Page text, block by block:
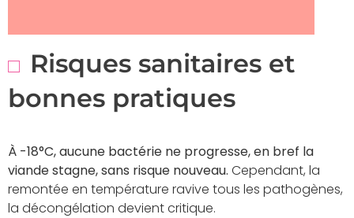
Risques sanitaires et
bonnes pratiques
À -18°C, aucune bactérie ne progresse, en bref la
viande stagne, sans risque nouveau. Cependant, la
remontée en température ravive tous les pathogènes,
la décongélation devient critique.